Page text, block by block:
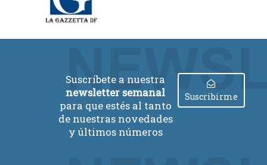
Suscríbete a nuestra
newsletter semanal
para que estés al tanto
de nuestras novedades
y últimos números
Suscribirme